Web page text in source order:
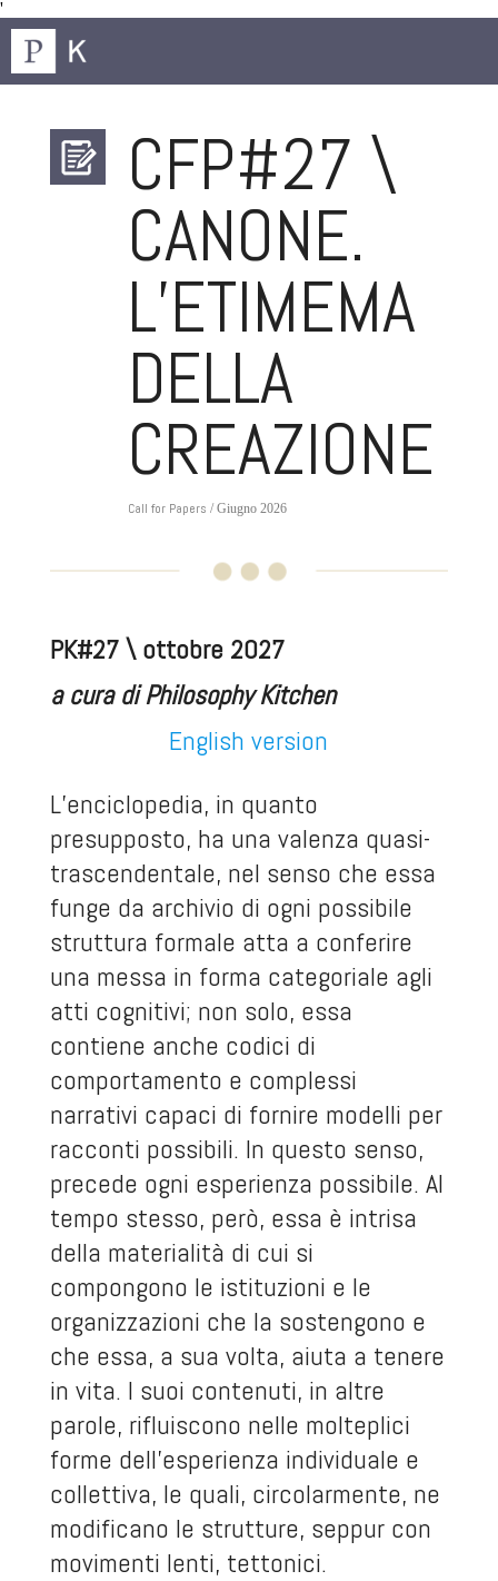
'
CFP#27 \
CANONE.
L’ETIMEMA
DELLA
CREAZIONE
Call for Papers / Giugno 2026
PK#27 \ ottobre 2027
a cura di Philosophy Kitchen
English version
L’enciclopedia, in quanto
presupposto, ha una valenza quasi-
trascendentale, nel senso che essa
funge da archivio di ogni possibile
struttura formale atta a conferire
una messa in forma categoriale agli
atti cognitivi; non solo, essa
contiene anche codici di
comportamento e complessi
narrativi capaci di fornire modelli per
racconti possibili. In questo senso,
precede ogni esperienza possibile. Al
tempo stesso, però, essa è intrisa
della materialità di cui si
compongono le istituzioni e le
organizzazioni che la sostengono e
che essa, a sua volta, aiuta a tenere
in vita. I suoi contenuti, in altre
parole, rifluiscono nelle molteplici
forme dell’esperienza individuale e
collettiva, le quali, circolarmente, ne
modificano le strutture, seppur con
movimenti lenti, tettonici.